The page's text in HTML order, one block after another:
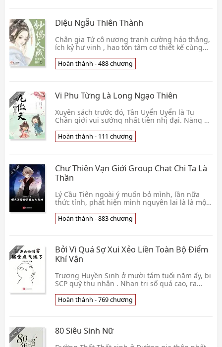
Diệu Ngẫu Thiên Thành
Chân gia Tứ cô nương tranh cường háo thắng,
ích kỷ hư vinh , hao tổn tâm cơ thiết kế cùng
xuống nước👦 Đông Thiên Đích Liễu Diệp
Hoàn thành - 488 chương
Vi Phu Từng Là Long Ngạo Thiên
Xuyên sách trước đó, Tần Uyển Uyển là Tu
Chân giới vui sướng nhất tiên nhị đại. Nàng cá
được các lộ 👦 Mặc Thủ Bạch
Hoàn thành - 111 chương
Chư Thiên Vạn Giới Group Chat Chi Ta Là
Thần
Lý Cầu Tiên ngoài ý muốn bỏ mình, lần nữa
thức tỉnh, phát hiện mình nguyên lai là là một
Chư T👦 Lạc Cửu Uông
Hoàn thành - 883 chương
Bởi Vì Quá Sợ Xui Xẻo Liền Toàn Bộ Điểm
Khí Vận
Trương Huyền Sinh ở mười tám tuổi năm ấy, bị
SCP quỹ thu nhận . Nhan tri số quá cao, ra
một mặt 👦 Ức Điểm Huyền Cơ
Hoàn thành - 769 chương
80 Siêu Sinh Nữ